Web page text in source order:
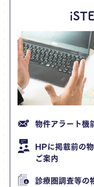
物件アラート機
HPに掲載前の
ご案内
診療圏調査等の